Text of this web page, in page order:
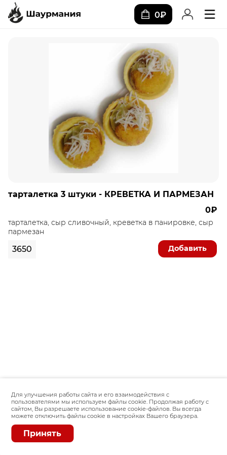
0₽
тарталетка 3 штуки - КРЕВЕТКА И ПАРМЕЗАН
0₽
тарталетка, сыр сливочный, креветка в панировке, сыр
пармезан
3650 Добавить
Для улучшения работы сайта и его взаимодействия с
пользователями мы используем файлы cookie. Продолжая работу с
сайтом, Вы разрешаете использование cookie-файлов. Вы всегда
можете отключить файлы cookie в настройках Вашего браузера.
Принять